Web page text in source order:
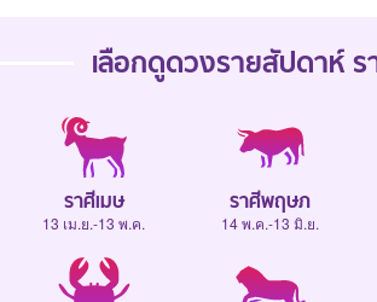
เลือกดูดวงรายสัปดาห์ ร
ราศีเมษ
13 เม.ย.-13 พ.ค.
ราศีพฤษภ
14 พ.ค.-13 มิ.ย.